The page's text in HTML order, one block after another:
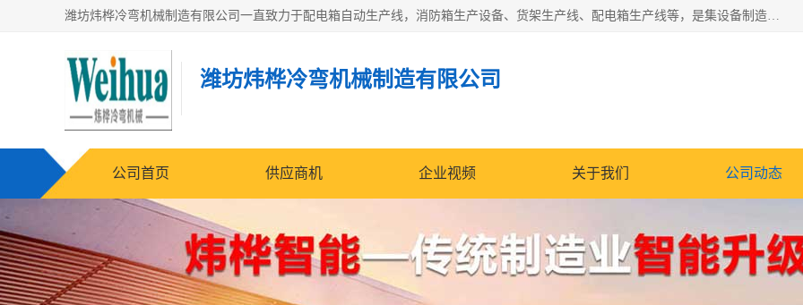
潍坊炜桦冷弯机械制造有限公司一直致力于配电箱自动生产线，消防箱生产设备、货架生产线、配电箱生产线等，是集设备制造、模具加工、技术开发于一体的综合性机械制造高科技民营企业。
潍坊炜桦冷弯机械制造有限公司
公司首页 供应商机 企业视频 关于我们 公司动态